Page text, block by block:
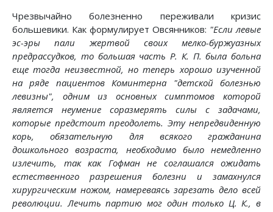
Чрезвычайно болезненно переживали кризис
большевики. Как формулирует Овсянников: "Если левые
эс-эры пали жертвой своих мелко-буржуазных
предрассудков, то большая часть Р. К. П. была больна
еще тогда неизвестной, но теперь хорошо изученной
на ряде пациентов Коминтерна "детской болезнью
левизны", одним из основных симптомов которой
является неумение соразмерять силы с задачами,
которые предстоит преодолеть. Эту непредвиденную
корь, обязательную для всякого гражданина
дошкольного возраста, необходимо было немедленно
излечить, так как Гофман не соглашался ожидать
естественного разрешения болезни и замахнулся
хирургическим ножом, намереваясь зарезать дело всей
революции. Лечить партию мог один только Ц. К., в